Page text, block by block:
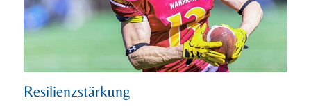
Resilienzstärkung